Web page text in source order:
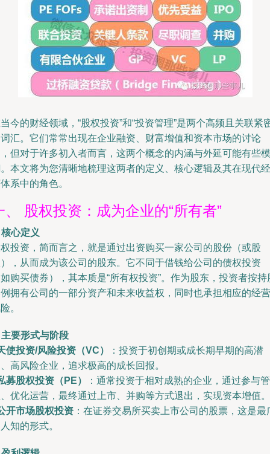
今的财经领域，“股权投资”和“投资管理”是两个高频且关联紧
汇。它们常常出现在企业融资、财富增值和资本市场的讨论
但对于许多初入者而言，这两个概念的内涵与外延可能有些模
本文将为您清晰地梳理这两者的定义、核心逻辑及其在现代经
系中的角色。
、 股权投资：成为企业的“所有者”
心定义
投资，简而言之，就是通过出资购买一家公司的股份（或股
，从而成为该公司的股东。它不同于借钱给公司的债权投资
购买债券），其本质是“所有权投资”。作为股东，投资者按持
拥有公司的一部分资产和未来收益权，同时也承担相应的经营
。
要形式与阶段
使投资/风险投资（VC）
：投资于初创期或成长期早期的高潜
高风险企业，追求极高的成长回报。
募股权投资（PE）
：通常投资于相对成熟的企业，通过参与管
优化运营，最终通过上市、并购等方式退出，实现资本增值。
开市场股权投资 ：在证券交易所买卖上市公司的股票，这是最
知的形式。